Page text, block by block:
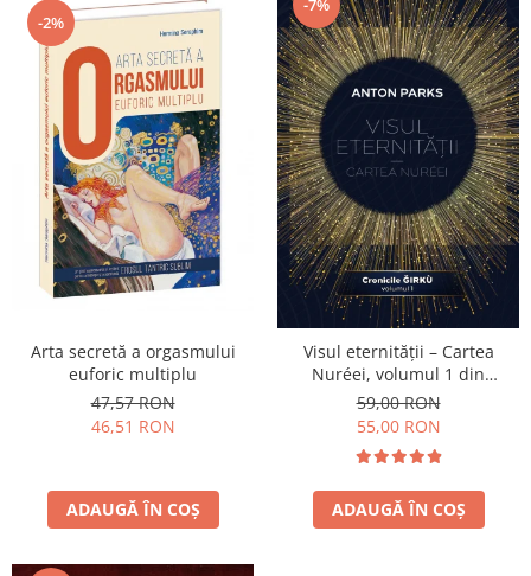
-2%
Arta secretă a orgasmului
euforic multiplu
47,57 RON
46,51 RON
ADAUGĂ ÎN COȘ
-7%
Visul eternității – Cartea
Nuréei, volumul 1 din
Cronicile Ǧírkù
59,00 RON
55,00 RON
ADAUGĂ ÎN COȘ